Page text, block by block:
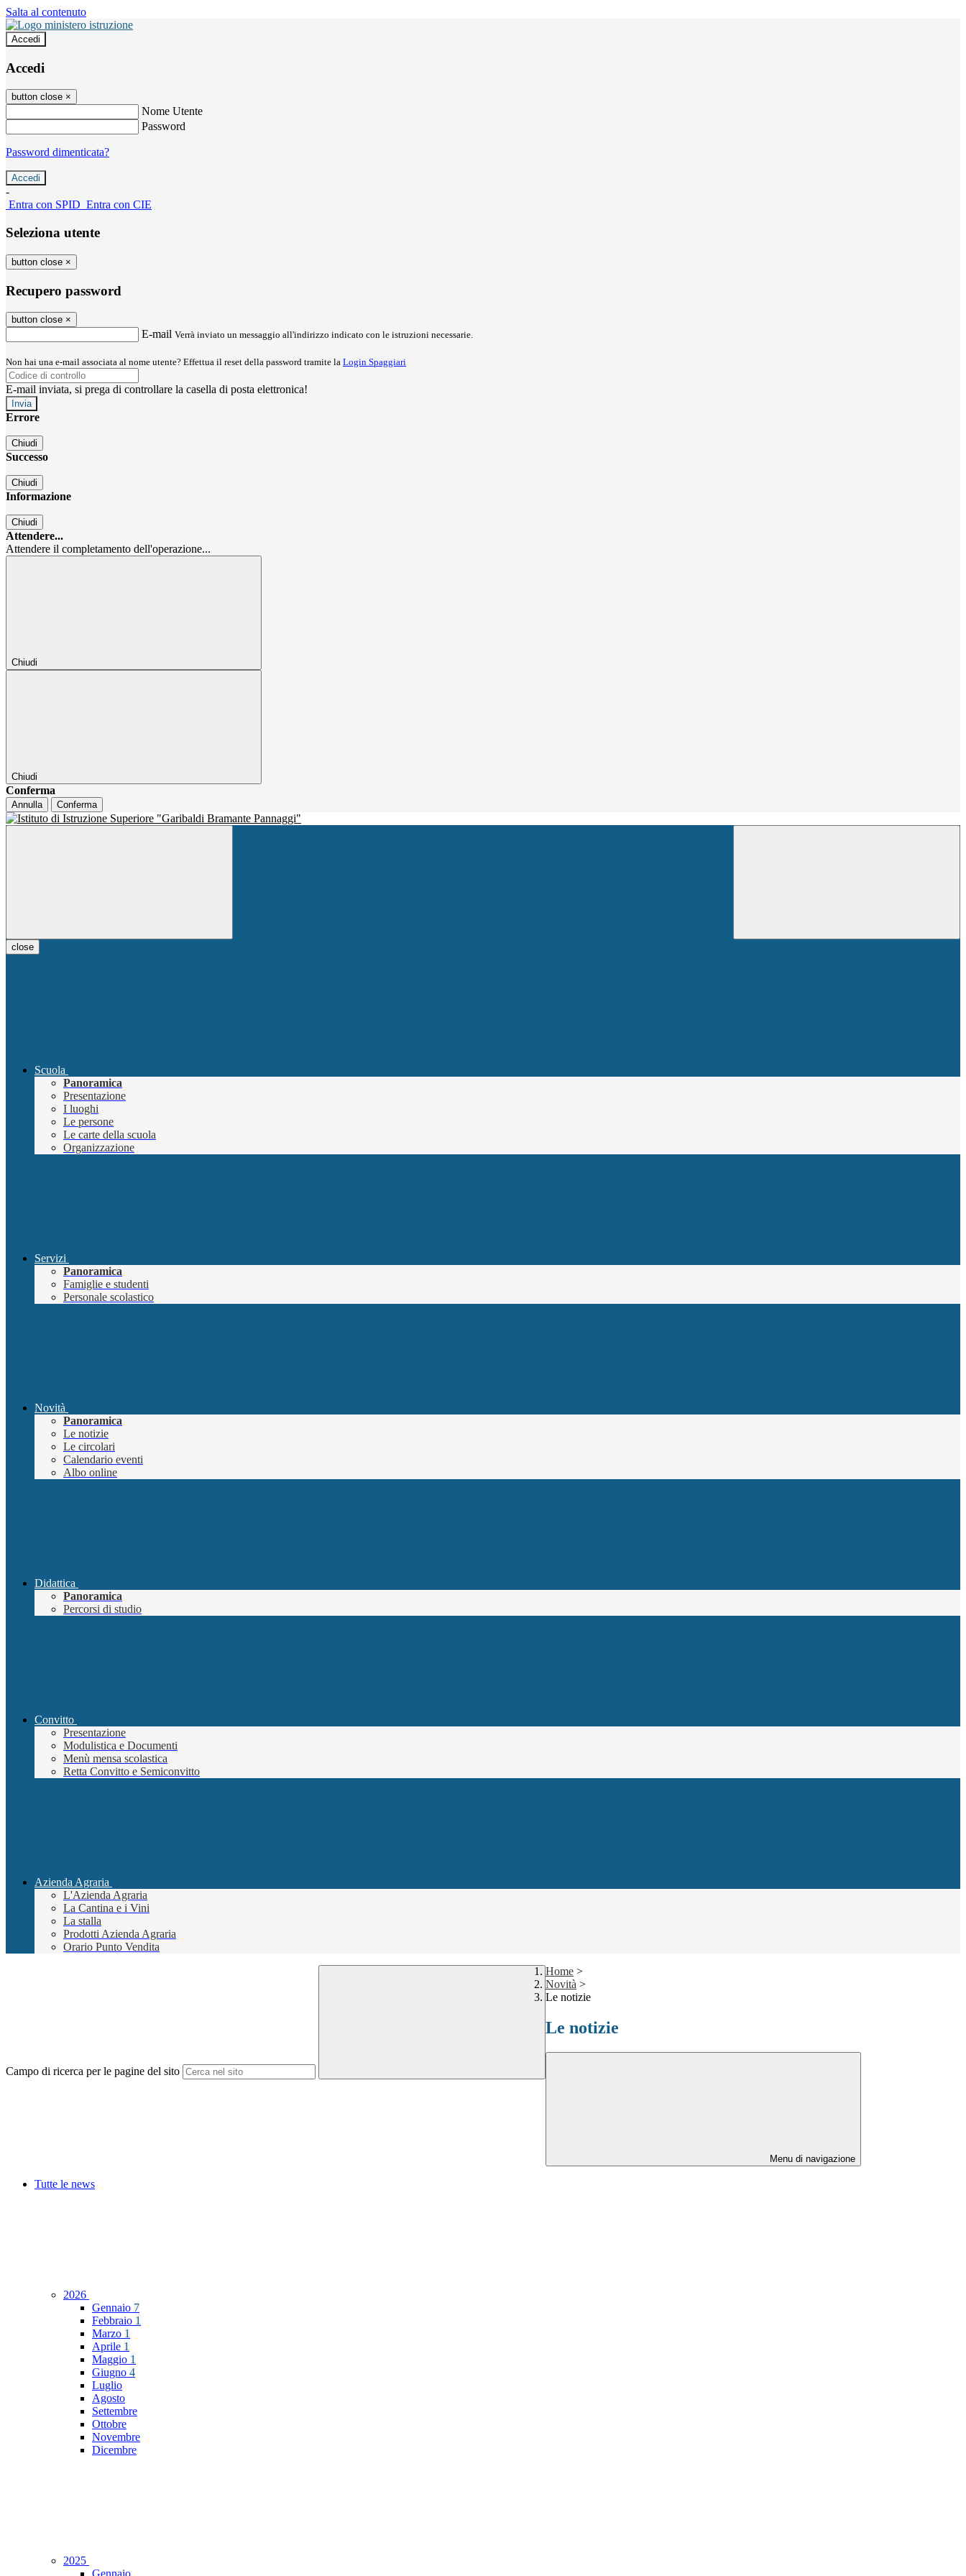
Salta al contenuto
Accedi
Accedi
button close ×
Nome Utente
Password
Password dimenticata?
-
Entra con SPID Entra con CIE
Seleziona utente
button close ×
Recupero password
button close ×
E-mail Verrà inviato un messaggio all'indirizzo indicato con le istruzioni necessarie.
Non hai una e-mail associata al nome utente? Effettua il reset della password tramite la Login Spaggiari
E-mail inviata, si prega di controllare la casella di posta elettronica!
Errore
Chiudi
Successo
Chiudi
Informazione
Chiudi
Attendere...
Attendere il completamento dell'operazione...
Chiudi
Chiudi
Conferma
Annulla Conferma
close
Scuola
Panoramica
Presentazione
I luoghi
Le persone
Le carte della scuola
Organizzazione
Servizi
Panoramica
Famiglie e studenti
Personale scolastico
Novità
Panoramica
Le notizie
Le circolari
Calendario eventi
Albo online
Didattica
Panoramica
Percorsi di studio
Convitto
Presentazione
Modulistica e Documenti
Menù mensa scolastica
Retta Convitto e Semiconvitto
Azienda Agraria
L'Azienda Agraria
La Cantina e i Vini
La stalla
Prodotti Azienda Agraria
Orario Punto Vendita
Campo di ricerca per le pagine del sito
Home >
Novità >
Le notizie
Le notizie
Menu di navigazione
Tutte le news
2026
Gennaio 7
Febbraio 1
Marzo 1
Aprile 1
Maggio 1
Giugno 4
Luglio
Agosto
Settembre
Ottobre
Novembre
Dicembre
2025